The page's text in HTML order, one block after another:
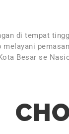
di tempat
Besar se